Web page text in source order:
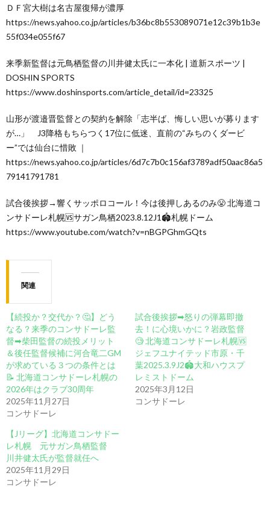
ＤＦ宮大樹は名古屋復帰が濃厚
https://news.yahoo.co.jp/articles/b36bc8b553089071e12c39b1b3e
55f034e055f67
来季新監督は元鳥栖監督の川井健太氏に一本化 | 道新スポーツ |
DOSHIN SPORTS
https://www.doshinsports.com/article_detail/id=23325
山形が渡邉晋監督との契約を解除「志半ば、悔しい思いが募ります
が…」 J3降格もちらつく17位に低迷、直前の“みちのくダービ
ー”では仙台に惜敗 ｜
https://news.yahoo.co.jp/articles/6d7c7b0c156af3789adf50aac86a5
79141791781
試合後挨拶→響くサッポロコール！今は後押しあるのみ😤 北海道コ
ンサドーレ札幌🆚サガン鳥栖2023.8.12J1🏟札幌ドーム
https://www.youtube.com/watch?v=nBGPGhmGQts
関連
【続投か？交代か？🤔】どう
なる？来季のコンサドーレ監
督➡︎柴田監督の続投メリット
＆後任監督候補に河合竜二GM
が求めている３つの条件とは
📝 北海道コンサドーレ札幌の
2026年はクラブ30周年
2025年11月27日
コンサドーレ
試合後挨拶➡︎怒りの弾幕即撤
去！に心境いかに？岩政監督
🧐 北海道コンサドーレ札幌🆚
ジェフユナイテッド市原・千
葉2025.3.9J2🏟️大和ハウスプ
レミストドーム
2025年3月12日
コンサドーレ
【Jリーグ】北海道コンサドー
レ札幌 元サガン鳥栖監督
川井健太氏が監督就任へ
2025年11月29日
コンサドーレ